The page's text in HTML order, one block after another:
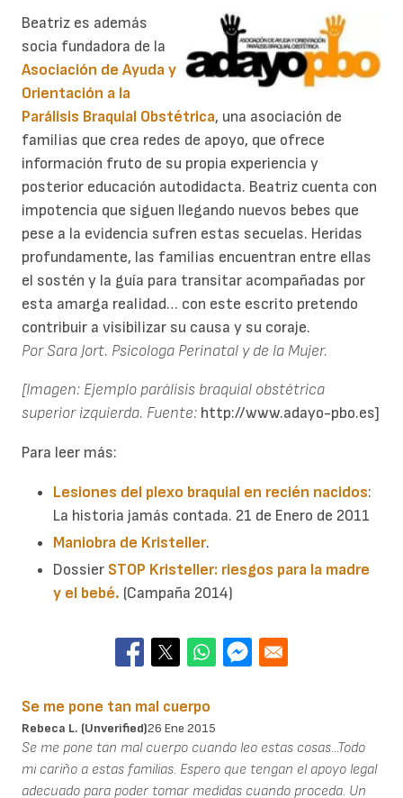
Beatriz es además
socia fundadora de la
Asociación de Ayuda y
Orientación a la
Parálisis Braquial Obstétrica, una asociación de
familias que crea redes de apoyo, que ofrece
información fruto de su propia experiencia y
posterior educación autodidacta. Beatriz cuenta con
impotencia que siguen llegando nuevos bebes que
pese a la evidencia sufren estas secuelas. Heridas
profundamente, las familias encuentran entre ellas
el sostén y la guía para transitar acompañadas por
esta amarga realidad… con este escrito pretendo
contribuir a visibilizar su causa y su coraje.
Por Sara Jort. Psicologa Perinatal y de la Mujer.
[Imagen: Ejemplo parálisis braquial obstétrica
superior izquierda. Fuente: http://www.adayo-pbo.es]
Para leer más:
Lesiones del plexo braquial en recién nacidos:
La historia jamás contada. 21 de Enero de 2011
Maniobra de Kristeller.
Dossier STOP Kristeller: riesgos para la madre
y el bebé. (Campaña 2014)
Se me pone tan mal cuerpo
Rebeca L. (unverified)26 Ene 2015
Se me pone tan mal cuerpo cuando leo estas cosas...Todo
mi cariño a estas familias. Espero que tengan el apoyo legal
adecuado para poder tomar medidas cuando proceda. Un